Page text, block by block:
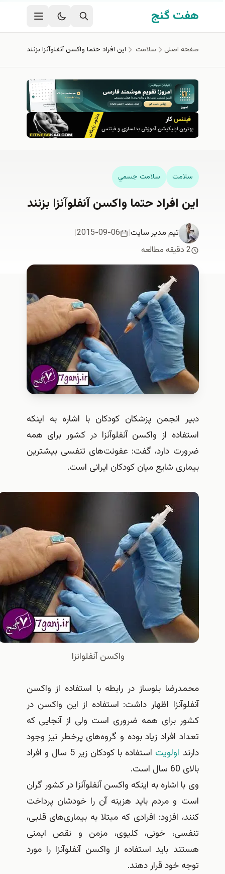
به محتوای اصلی
هفت گنج
صفحه اصلی سلامت اين افراد حتما واکسن آنفلوآنزا بزنند
سلامت سلامت جسمي
اين افراد حتما واکسن آنفلوآنزا بزنند
تیم مدیر سایت|
2015-09-06
|
2 دقیقه مطالعه
دبیر انجمن پزشکان کودکان با اشاره به اینکه
استفاده از واکسن آنفلوآنزا در کشور برای همه
ضرورت دارد، گفت: عفونت‌های تنفسی بیشترین
بیماری شایع میان کودکان ایرانی است.
واكسن آنفلوانزا
محمدرضا بلوساز در رابطه با استفاده از واکسن
آنفلوآنزا اظهار داشت: استفاده از این واکسن در
کشور برای همه ضروری است ولی از آنجایی که
تعداد افراد زیاد بوده و گروه‌های پرخطر نیز وجود
دارند اولویت
استفاده با کودکان زیر 5 سال و افراد
بالای 60 سال است.
وی با اشاره به اینکه واکسن آنفلوآنزا در کشور گران
است و مردم باید هزینه آن را خودشان پرداخت
کنند، افزود: افرادی که مبتلا به بیماری‌های قلبی،
تنفسی، خونی، کلیوی، مزمن و نقص ایمنی
هستند باید استفاده از واکسن آنفلوآنزا را مورد
توجه خود قرار دهند.